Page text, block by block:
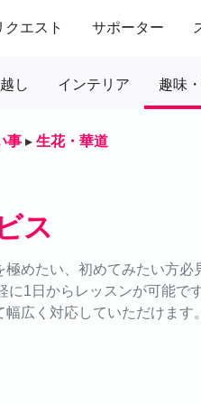
クエスト サポーター
し インテリア 趣味
事 ▸ 生花・華道
ス
めたい、初めてみたい方必
1日からレッスンが可能で
広く対応していただけます